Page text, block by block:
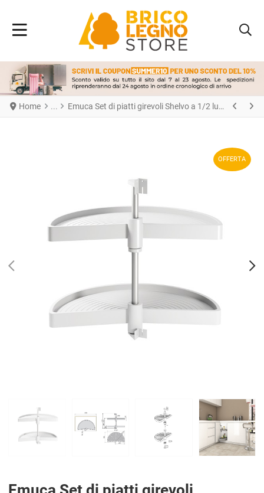
Home Emuca Set di piatti girevoli Shelvo a 1/2 luna, per modulo da 900 mm, Tecnoplastica e Alluminio, Bianca
OFFERTA